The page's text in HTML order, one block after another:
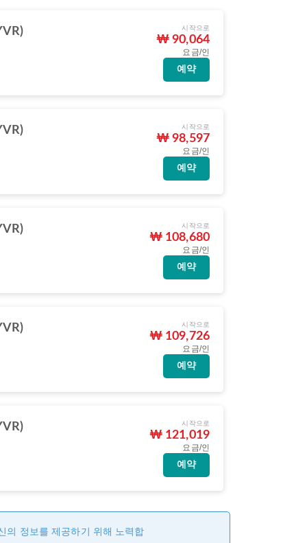
시작으로
₩ 90,064
요금/인
예약
시작으로
₩ 98,597
요금/인
예약
시작으로
₩ 108,680
요금/인
예약
시작으로
₩ 109,726
요금/인
예약
시작으로
₩ 121,019
요금/인
예약
의 정보를 제공하기 위해 노력합